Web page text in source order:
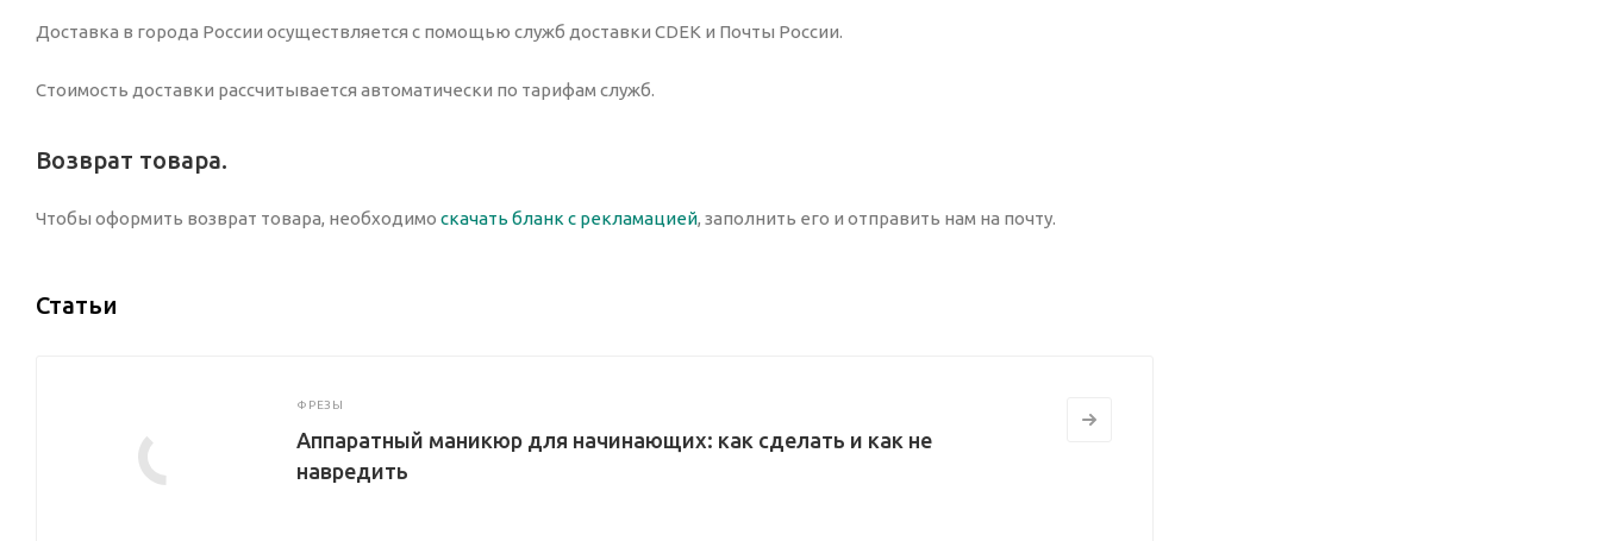
Доставка в города России осуществляется с помощью служб доставки CDEK и Почты России.
Стоимость доставки рассчитывается автоматически по тарифам служб.
Возврат товара.
Чтобы оформить возврат товара, необходимо скачать бланк с рекламацией, заполнить его и отправить нам на почту.
Статьи
ФРЕЗЫ
Аппаратный маникюр для начинающих: как сделать и как не
навредить